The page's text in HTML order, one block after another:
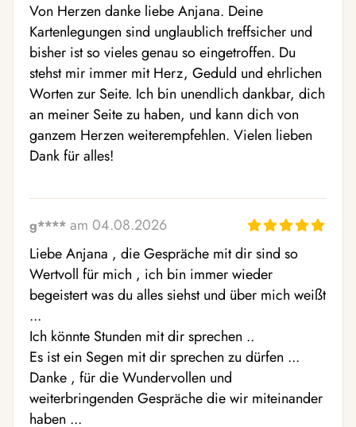
Von Herzen danke liebe Anjana. Deine
Kartenlegungen sind unglaublich treffsicher und
bisher ist so vieles genau so eingetroffen. Du
stehst mir immer mit Herz, Geduld und ehrlichen
Worten zur Seite. Ich bin unendlich dankbar, dich
an meiner Seite zu haben, und kann dich von
ganzem Herzen weiterempfehlen. Vielen lieben
Dank für alles!
g**** am 04.08.2026
Liebe Anjana , die Gespräche mit dir sind so
Wertvoll für mich , ich bin immer wieder
begeistert was du alles siehst und über mich weißt
...
Ich könnte Stunden mit dir sprechen ..
Es ist ein Segen mit dir sprechen zu dürfen ...
Danke , für die Wundervollen und
weiterbringenden Gespräche die wir miteinander
haben ...